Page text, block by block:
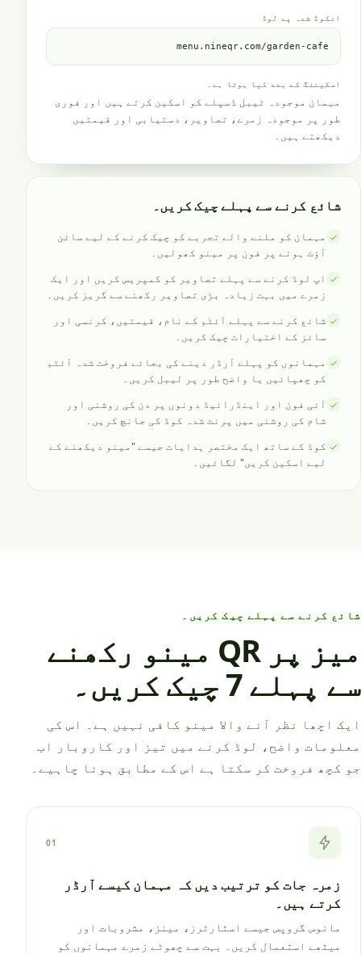
انکوڈ شدہ پے لوڈ
menu.nineqr.com/garden-cafe
اسکیننگ کے بعد کیا ہوتا ہے۔
مہمان موجودہ ٹیبل ڈسپلے کو اسکین کرتے ہیں اور فوری
طور پر موجودہ زمرے، تصاویر، دستیابی اور قیمتیں
دیکھتے ہیں۔
شائع کرنے سے پہلے چیک کریں۔
مہمان کو ملنے والے تجربے کو چیک کرنے کے لیے سائن
آؤٹ ہونے پر فون پر مینو کھولیں۔
اپ لوڈ کرنے سے پہلے تصاویر کو کمپریس کریں اور ایک
زمرے میں بہت زیادہ بڑی تصاویر رکھنے سے گریز کریں۔
شائع کرنے سے پہلے آئٹم کے نام، قیمتیں، کرنسی اور
سائز کے اختیارات چیک کریں۔
مہمانوں کو پہلے آرڈر دینے کی بجائے فروخت شدہ آئٹم
کو چھپائیں یا واضح طور پر لیبل کریں۔
آئی فون اور اینڈرائیڈ دونوں پر دن کی روشنی اور
شام کی روشنی میں پرنٹ شدہ کوڈ کی جانچ کریں۔
کوڈ کے ساتھ ایک مختصر ہدایات جیسے "مینو دیکھنے کے
لیے اسکین کریں" لگائیں۔
شائع کرنے سے پہلے چیک کریں۔
میز پر QR مینو رکھنے
سے پہلے 7 چیک کریں۔
ایک اچھا نظر آنے والا مینو کافی نہیں ہے۔ اس کی
معلومات واضح، لوڈ کرنے میں تیز اور کاروبار اب
جو کچھ فروخت کر سکتا ہے اس کے مطابق ہونا چاہیے۔
01
زمرہ جات کو ترتیب دیں کہ مہمان کیسے آرڈر
کرتے ہیں۔
مانوس گروپس جیسے اسٹارٹرز، مینز، مشروبات اور
میٹھے استعمال کریں۔ بہت سے چھوٹے زمرے مہمانوں کو